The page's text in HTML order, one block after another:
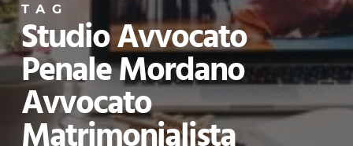
TAG
Studio Avvocato
Penale Mordano
Avvocato